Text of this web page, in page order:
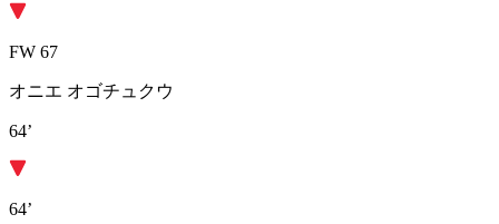
FW 67
オニエ オゴチュクウ
64’
64’